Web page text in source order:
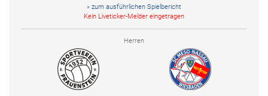
» zum ausführlichen Spielbericht
Kein Liveticker-Melder eingetragen
Herren